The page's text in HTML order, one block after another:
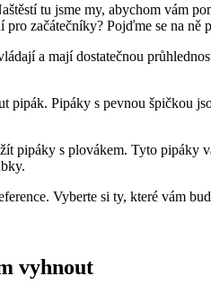
tu⁣ jsme my, abychom vám
‍pro začátečníky? Pojďme ‍se na ně⁢
a ‌mají dostatečnou
Pipáky s pevnou špičkou⁢
pipáky s plovákem. Tyto
Vyberte si ty,⁣ které vám
vyhnout